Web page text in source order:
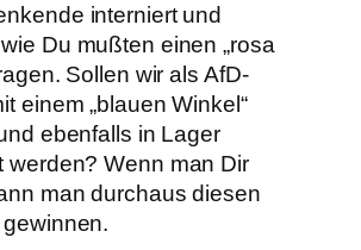
interniert und
Du mußten einen „rosa
Sollen wir als AfD-
einem „blauen Winkel“
ebenfalls in Lager
werden? Wenn man Dir
man durchaus diesen